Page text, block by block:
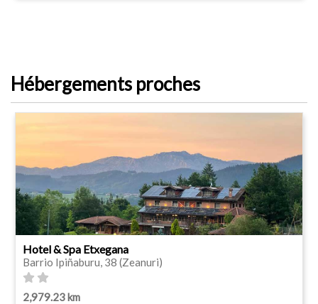
Hébergements proches
Hotel & Spa Etxegana
Barrio Ipiñaburu, 38 (Zeanuri)
2,979.23 km